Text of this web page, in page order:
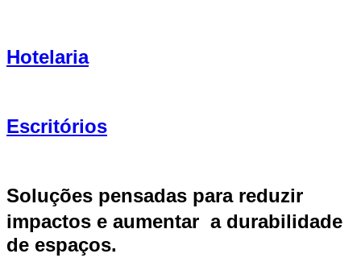
Hotelaria
Escritórios
Soluções pensadas para reduzir
impactos e aumentar a durabilidade
de espaços.